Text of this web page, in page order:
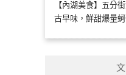
【內湖美食】五分
古早味，鮮甜爆量